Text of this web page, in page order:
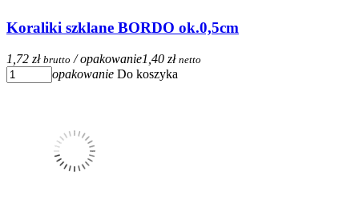
Koraliki szklane BORDO ok.0,5cm
1,72 zł brutto / opakowanie1,40 zł netto
opakowanie Do koszyka